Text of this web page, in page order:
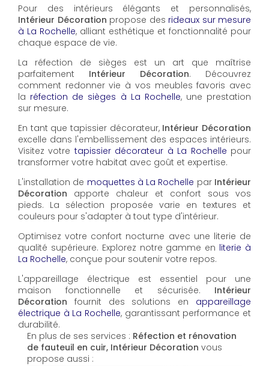
Pour des intérieurs élégants et personnalisés,
Intérieur Décoration propose des rideaux sur mesure
à La Rochelle, alliant esthétique et fonctionnalité pour
chaque espace de vie.
La réfection de sièges est un art que maîtrise
parfaitement Intérieur Décoration. Découvrez
comment redonner vie à vos meubles favoris avec
la réfection de sièges à La Rochelle, une prestation
sur mesure.
En tant que tapissier décorateur, Intérieur Décoration
excelle dans l'embellissement des espaces intérieurs.
Visitez votre tapissier décorateur à La Rochelle pour
transformer votre habitat avec goût et expertise.
L'installation de moquettes à La Rochelle par Intérieur
Décoration apporte chaleur et confort sous vos
pieds. La sélection proposée varie en textures et
couleurs pour s'adapter à tout type d'intérieur.
Optimisez votre confort nocturne avec une literie de
qualité supérieure. Explorez notre gamme en literie à
La Rochelle, conçue pour soutenir votre repos.
L'appareillage électrique est essentiel pour une
maison fonctionnelle et sécurisée. Intérieur
Décoration fournit des solutions en appareillage
électrique à La Rochelle, garantissant performance et
durabilité.
En plus de ses services : Réfection et rénovation
de fauteuil en cuir, Intérieur Décoration vous
propose aussi :